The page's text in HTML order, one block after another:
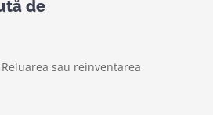
de
sau reinventarea